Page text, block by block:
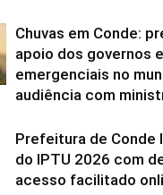
Chuvas em Conde:
apoio dos governos
emergenciais no
audiência com
Prefeitura de Conde
do IPTU 2026 com
acesso facilitado